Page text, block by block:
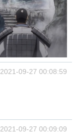
2021-09-27 00:08:59
2021-09-27 00:09:09